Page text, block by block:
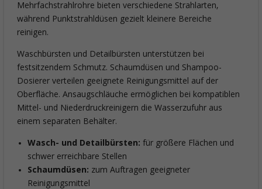
Mehrfachstrahlrohre bieten verschiedene Strahlarten,
während Punktstrahldüsen gezielt kleinere Bereiche
reinigen.
Waschbürsten und Detailbürsten unterstützen bei
festsitzendem Schmutz. Schaumdüsen und Shampoo-
Dosierer verteilen geeignete Reinigungsmittel auf der
Oberfläche. Ansaugschläuche ermöglichen bei kompatiblen
Mittel- und Niederdruckreinigern die Wasserzufuhr aus
einem separaten Behälter.
Wasch- und Detailbürsten: für größere Flächen und
schwer erreichbare Stellen
Schaumdüsen: zum Auftragen geeigneter
Reinigungsmittel